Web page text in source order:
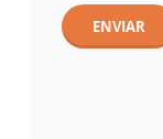
ENVIAR